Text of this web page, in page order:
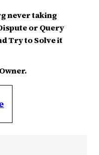
never taking
or Query
Try to Solve it